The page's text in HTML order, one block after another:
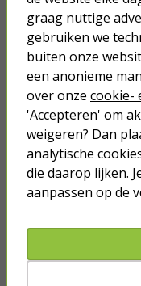
Je
Turbo
3x 100ml) |
graag nuttige
gebruiken we
buiten onze
een anonieme
over onze cookie-
'Accepteren' om
weigeren? Dan
analytische
die daarop lijken.
aanpassen op de